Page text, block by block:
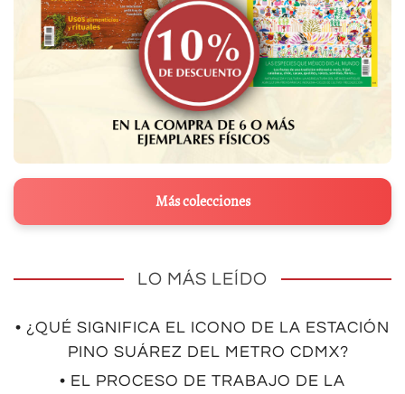
Más colecciones
LO MÁS LEÍDO
• ¿QUÉ SIGNIFICA EL ICONO DE LA ESTACIÓN
PINO SUÁREZ DEL METRO CDMX?
• EL PROCESO DE TRABAJO DE LA